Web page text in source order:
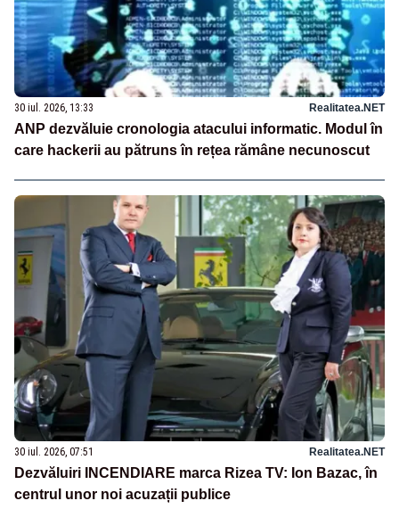
30 iul. 2026, 13:33 Realitatea.NET
ANP dezvăluie cronologia atacului informatic. Modul în
care hackerii au pătruns în rețea rămâne necunoscut
30 iul. 2026, 07:51 Realitatea.NET
Dezvăluiri INCENDIARE marca Rizea TV: Ion Bazac, în
centrul unor noi acuzații publice